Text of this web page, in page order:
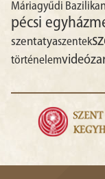
Máriagyűdi Bazilika
pécsi
szentatyaszentek
történelemvideó